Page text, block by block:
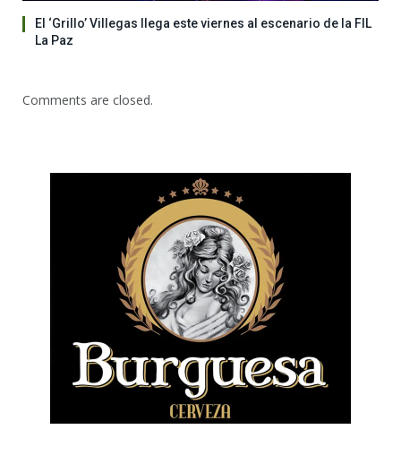
El ‘Grillo’ Villegas llega este viernes al escenario de la FIL
La Paz
Comments are closed.